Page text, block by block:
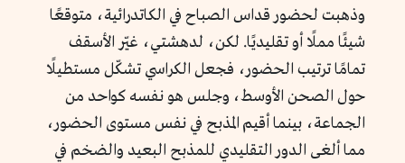
وذهبت لحضور قداس الصباح في الكاتدرائية، متوقعًا
شيئًا مملًا أو تقليديًا. لكن، لدهشتي، غيّر الأسقف
تمامًا ترتيب الحضور، فجعل الكراسي تشكّل مستطيلًا
حول الصحن الأوسط، وجلس هو نفسه كواحد من
الجماعة، بينما أقيم المذبح في نفس مستوى الحضور،
مما ألغى الدور التقليدي للمذبح البعيد والضخم في